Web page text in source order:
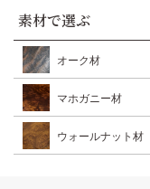
素材で選ぶ
オーク材
マホガニー材
ウォールナット材